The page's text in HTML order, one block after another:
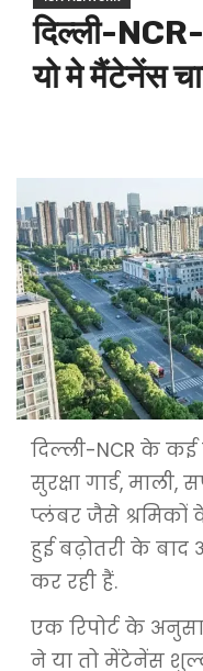
दिल्ली-
यो मे मैंटेनेंस
दिल्ली-NCR के कई
सुरक्षा गार्ड,
प्लंबर जैसे
हुई बढ़ोतरी के
कर रही हैं.
एक रिपोर्ट के
ने या तो मेंटेनेंस